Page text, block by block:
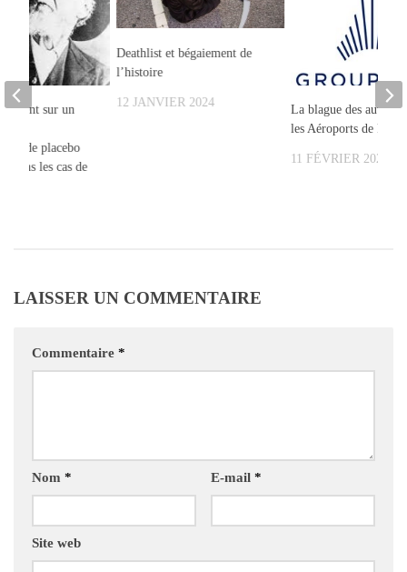
Deathlist et bégaiement de
l’histoire
12 JANVIER 2024
La blague des
les Aéroports de Paris
11 FÉVRIER 2024
sur un
et de placebo
dans les cas de
LAISSER UN COMMENTAIRE
Commentaire *
Nom * E-mail *
Site web